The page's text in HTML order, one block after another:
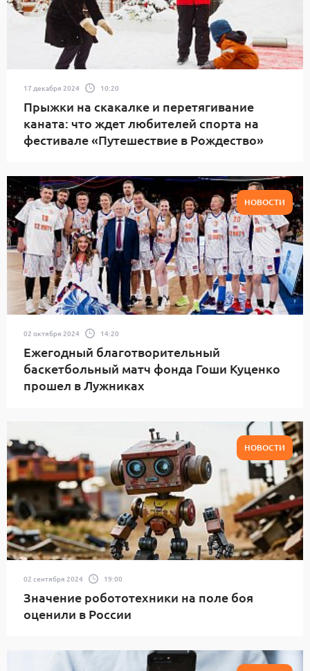
17 декабря 2024 10:20
Прыжки на скакалке и перетягивание
каната: что ждет любителей спорта на
фестивале «Путешествие в Рождество»
НОВОСТИ
02 октября 2024 14:20
Ежегодный благотворительный
баскетбольный матч фонда Гоши Куценко
прошел в Лужниках
НОВОСТИ
02 сентября 2024 19:00
Значение робототехники на поле боя
оценили в России